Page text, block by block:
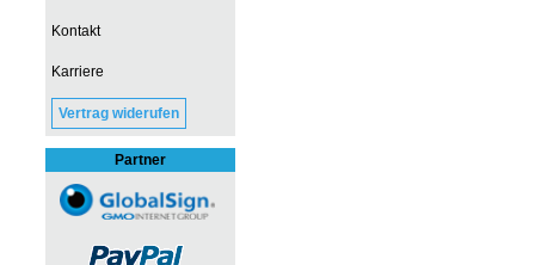
Kontakt
Karriere
Vertrag widerufen
Partner